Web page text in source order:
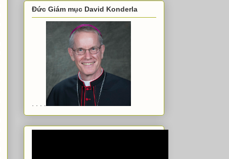
Đức Giám mục David Konderla
. . . .